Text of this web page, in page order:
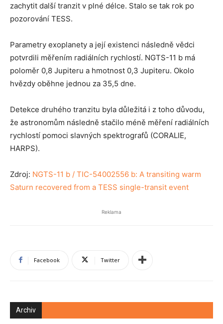
zachytit další tranzit v plné délce. Stalo se tak rok po
pozorování TESS.
Parametry exoplanety a její existenci následně vědci
potvrdili měřením radiálních rychlostí. NGTS-11 b má
poloměr 0,8 Jupiteru a hmotnost 0,3 Jupiteru. Okolo
hvězdy oběhne jednou za 35,5 dne.
Detekce druhého tranzitu byla důležitá i z toho důvodu,
že astronomům následně stačilo méně měření radiálních
rychlostí pomoci slavných spektrografů (CORALIE,
HARPS).
Zdroj: NGTS-11 b / TIC-54002556 b: A transiting warm
Saturn recovered from a TESS single-transit event
Reklama
Facebook Twitter
Archiv